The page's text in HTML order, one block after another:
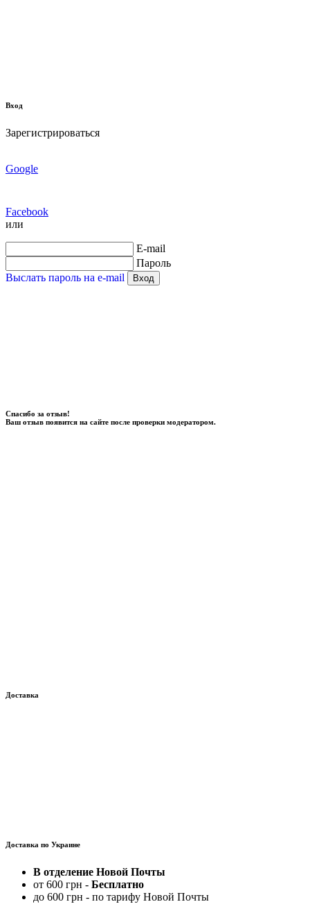
Вход
Зарегистрироваться
Google
Facebook
или
E-mail
Пароль
Выслать пароль на e-mail
Вход
Спасибо за отзыв!
Ваш отзыв появится на сайте после проверки модератором.
Доставка
Доставка по Украине
В отделение Новой Почты
от 600 грн - Бесплатно
до 600 грн - по тарифу Новой Почты